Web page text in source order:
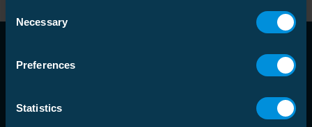
Selection
Necessary
Preferences
Statistics